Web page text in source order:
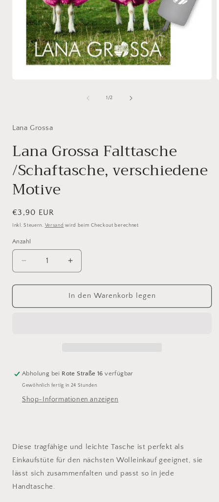
1 /von
2
Lana Grossa
Lana Grossa Falttasche
/Schaftasche, verschiedene
Motive
Normaler
Preis
€3,90 EUR
Inkl. Steuern. Versand wird beim Checkout berechnet
Anzahl
Anzahl
Verringere
die
Menge
Lana
Erhöhe
die
Menge
für
Lana
In den Warenkorb legen
Abholung bei Rote Straße 16 verfügbar
Gewöhnlich fertig in 24 Stunden
Shop-Informationen anzeigen
Diese tragfähige und leichte Tasche ist perfekt als
Einkaufstüte für den nächsten Wolleinkauf geeignet, sie
lässt sich zusammenfalten und passt so in jede
Handtasche.